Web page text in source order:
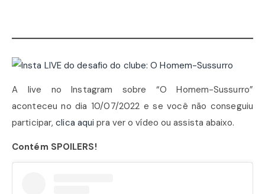
A live no Instagram sobre “O Homem-Sussurro”
aconteceu no dia 10/07/2022 e se você não conseguiu
participar,clica aqui pra ver o vídeo ou assista abaixo.
Contém SPOILERS!